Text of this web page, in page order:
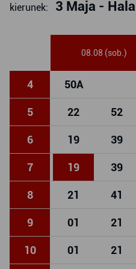
kierunek: 3 Maja - Hala
08.08 (sob.)
4 50A
5 22 52
6 19 39
7 19 39
8 21 41
9 01 21
10 01 21